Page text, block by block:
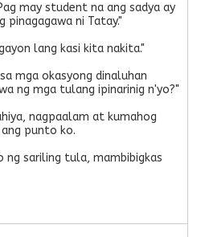
may student na ang sadya ay
pinagagawa ni Tatay."
lang kasi kita nakita."
mga okasyong dinaluhan
ng mga tulang ipinarinig n'yo?"
nagpaalam at kumahog
ang punto ko.
ng sariling tula, mambibigkas